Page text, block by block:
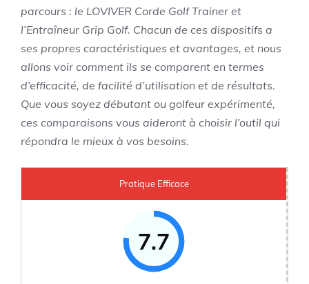
parcours : le LOVIVER Corde Golf Trainer et
l’Entraîneur Grip Golf. Chacun de ces dispositifs a
ses propres caractéristiques et avantages, et nous
allons voir comment ils se comparent en termes
d’efficacité, de facilité d’utilisation et de résultats.
Que vous soyez débutant ou golfeur expérimenté,
ces comparaisons vous aideront à choisir l’outil qui
répondra le mieux à vos besoins.
Pratique Efficace
7.7